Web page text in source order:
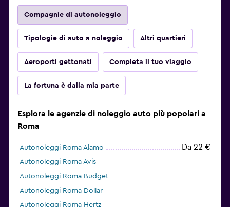
Compagnie di autonoleggio
Tipologie di auto a noleggio Altri quartieri
Aeroporti gettonati Completa il tuo viaggio
La fortuna è dalla mia parte
Esplora le agenzie di noleggio auto più popolari a
Roma
Autonoleggi Roma Alamo Da 22 €
Autonoleggi Roma Avis
Autonoleggi Roma Budget
Autonoleggi Roma Dollar
Autonoleggi Roma Hertz